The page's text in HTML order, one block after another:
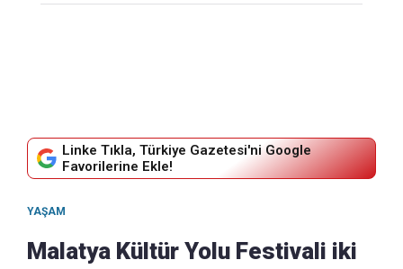
Linke Tıkla, Türkiye Gazetesi'ni Google
Favorilerine Ekle!
YAŞAM
Malatya Kültür Yolu Festivali iki